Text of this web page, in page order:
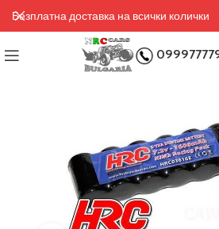
Безплатна доставка на всички колички